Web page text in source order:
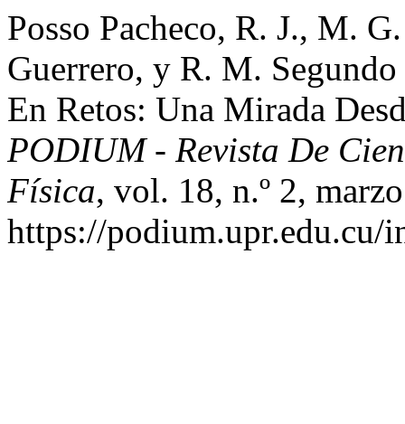
Posso Pacheco, R. J., M.
Guerrero, y R. M.
En Retos: Una Mirada
PODIUM - Revista De
Física, vol. 18, n.º 2,
https://